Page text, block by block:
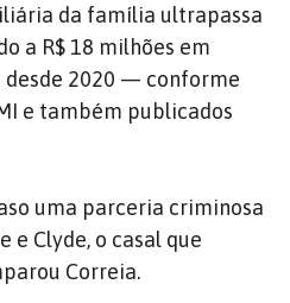
da família ultrapassa
a R$ 18 milhões em
2020 — conforme
e também publicados
uma parceria criminosa
e Clyde, o casal que
Correia.